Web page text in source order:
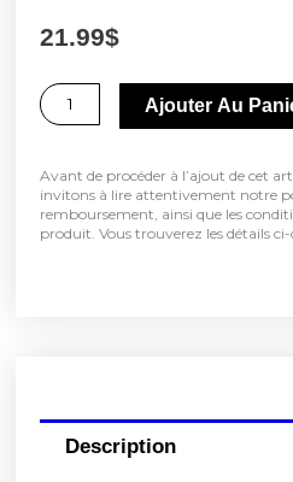
21.99$
Ajouter Au
Avant de procéder à l’ajout de cet
invitons à lire attentivement notre
remboursement, ainsi que les
produit. Vous trouverez les détails ci-
Description